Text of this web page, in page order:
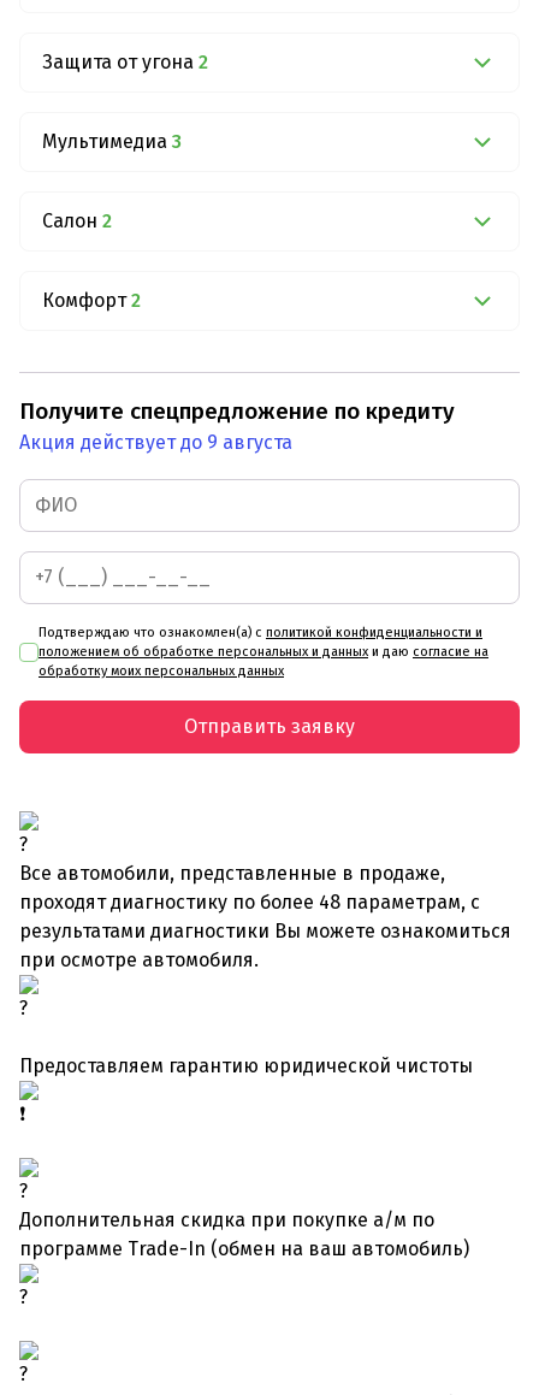
Защита от угона 2
Мультимедиа 3
Салон 2
Комфорт 2
Получите спецпредложение по кредиту
Акция действует до 9 августа
Подтверждаю что ознакомлен(а) с политикой конфиденциальности и
положением об обработке персональных и данных и даю согласие на
обработку моих персональных данных
Отправить заявку
Все автомобили, представленные в продаже,
проходят диагностику по более 48 параметрам, с
результатами диагностики Вы можете ознакомиться
при осмотре автомобиля.
Предоставляем гарантию юридической чистоты
Дополнительная скидка при покупке а/м по
программе Trade-In (обмен на ваш автомобиль)